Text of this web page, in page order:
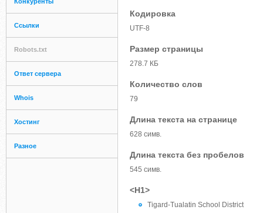
Ссылки
Robots.txt
Ответ сервера
Whois
Хостинг
Разное
Кодировка
UTF-8
Размер страницы
278.7 КБ
Количество слов
79
Длина текста на странице
628 симв.
Длина текста без пробелов
545 симв.
<H1>
Tigard-Tualatin School District